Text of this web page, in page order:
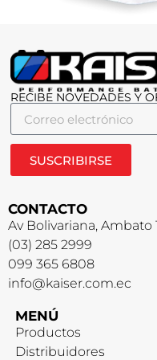
RECIBE NOVEDADES Y
SUSCRIBIRSE
CONTACTO
Av Bolivariana, Ambato
(03) 285 2999
099 365 6808
info@kaiser.com.ec
MENÚ
Productos
Distribuidores